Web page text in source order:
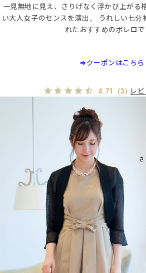
一見無地に見え、さりげなく浮かび上がる
い大人女子のセンスを演出。 うれしい七分
れたおすすめのボレロで
⇒クーポンはこちら
4.71 (3) レ